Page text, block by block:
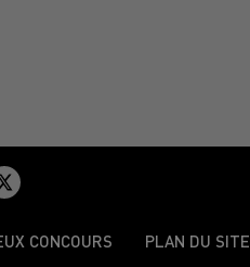
CONCOURS PLAN DU SITE